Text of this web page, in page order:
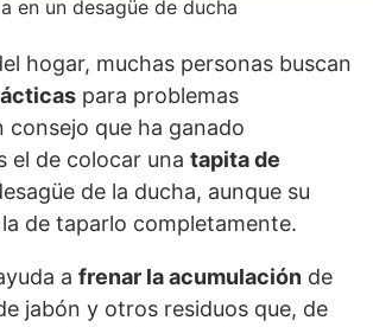
hogar, muchas personas buscan
para problemas
consejo que ha ganado
el de colocar una tapita de
de la ducha, aunque su
de taparlo completamente.
a frenar la acumulación de
jabón y otros residuos que, de